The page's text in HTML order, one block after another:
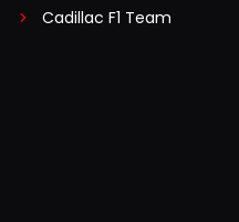
Cadillac F1 Team